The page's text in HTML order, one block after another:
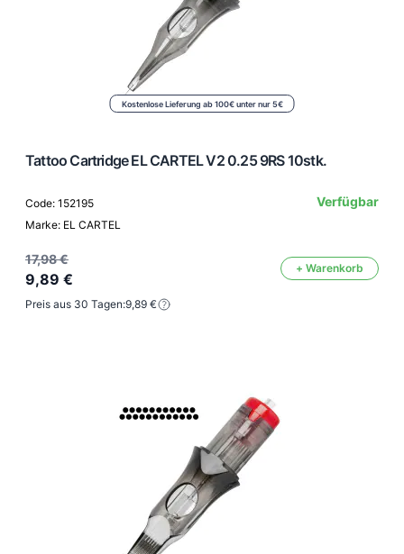
Kostenlose Lieferung ab 100€ unter nur 5€
Tattoo Cartridge EL CARTEL V2 0.25 9RS 10stk.
Code: 152195
Marke: EL CARTEL
Verfügbar
17,98 €
9,89 €
+ Warenkorb
Preis aus 30 Tagen:9,89 €